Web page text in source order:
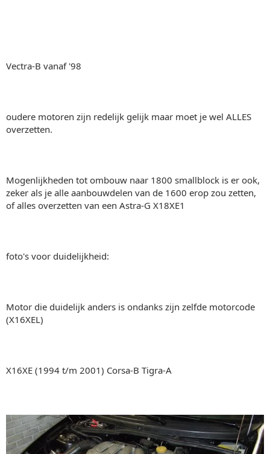
Vectra-B vanaf '98
oudere motoren zijn redelijk gelijk maar moet je wel ALLES
overzetten.
Mogenlijkheden tot ombouw naar 1800 smallblock is er ook,
zeker als je alle aanbouwdelen van de 1600 erop zou zetten,
of alles overzetten van een Astra-G X18XE1
foto's voor duidelijkheid:
Motor die duidelijk anders is ondanks zijn zelfde motorcode
(X16XEL)
X16XE (1994 t/m 2001) Corsa-B Tigra-A